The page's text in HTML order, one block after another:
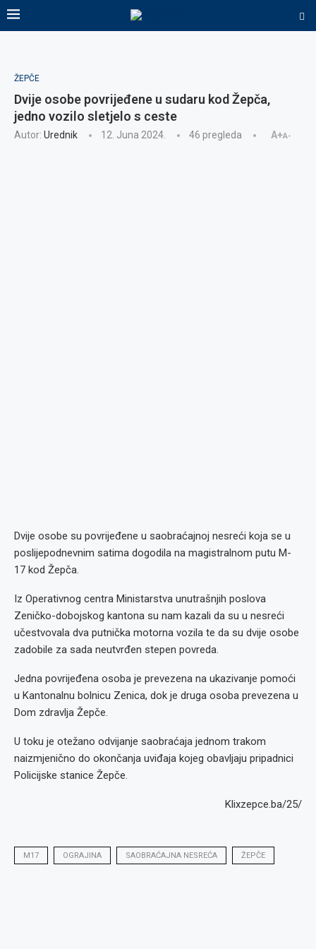
ŽEPČE
Dvije osobe povrijeđene u sudaru kod Žepča,
jedno vozilo sletjelo s ceste
Autor: Urednik 12. Juna 2024. 46 pregleda A+A-
Dvije osobe su povrijeđene u saobraćajnoj nesreći koja se u
poslijepodnevnim satima dogodila na magistralnom putu M-
17 kod Žepča.
Iz Operativnog centra Ministarstva unutrašnjih poslova
Zeničko-dobojskog kantona su nam kazali da su u nesreći
učestvovala dva putnička motorna vozila te da su dvije osobe
zadobile za sada neutvrđen stepen povreda.
Jedna povrijeđena osoba je prevezena na ukazivanje pomoći
u Kantonalnu bolnicu Zenica, dok je druga osoba prevezena u
Dom zdravlja Žepče.
U toku je otežano odvijanje saobraćaja jednom trakom
naizmjenično do okončanja uviđaja kojeg obavljaju pripadnici
Policijske stanice Žepče.
Klixzepce.ba/25/
M17 OGRAJINA SAOBRAĆAJNA NESREĆA ŽEPČE